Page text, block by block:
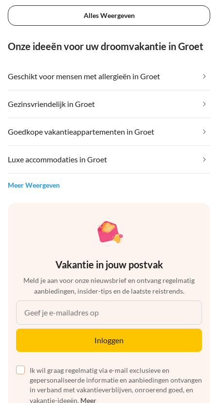
Alles Weergeven
Onze ideeën voor uw droomvakantie in Groet
Geschikt voor mensen met allergieën in Groet
Gezinsvriendelijk in Groet
Goedkope vakantieappartementen in Groet
Luxe accommodaties in Groet
Meer Weergeven
Vakantie in jouw postvak
Meld je aan voor onze nieuwsbrief en ontvang regelmatig
aanbiedingen, insider-tips en de laatste reistrends.
Inloggen
Ik wil graag regelmatig via e-mail exclusieve en
gepersonaliseerde informatie en aanbiedingen ontvangen
in verband met vakantieverblijven, onroerend goed, en
vakantie-ideeën. Meer